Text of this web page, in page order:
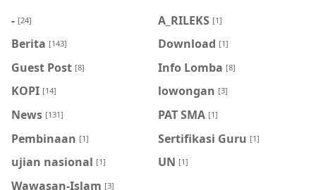
- [24] A_RILEKS [1]
Berita [143] Download [1]
Guest Post [8] Info Lomba [8]
KOPI [14] lowongan [3]
News [131] PAT SMA [1]
Pembinaan [1] Sertifikasi Guru [1]
ujian nasional [1] UN [1]
Wawasan-Islam [3]